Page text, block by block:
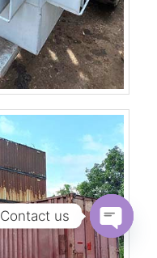
Contact us
Open
chaty